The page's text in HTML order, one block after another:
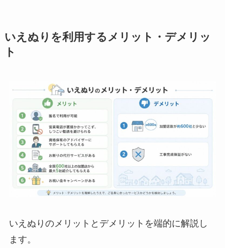
いえぬりを利用するメリット・デメリッ
ト
いえぬりのメリットとデメリットを端的に解説し
ます。